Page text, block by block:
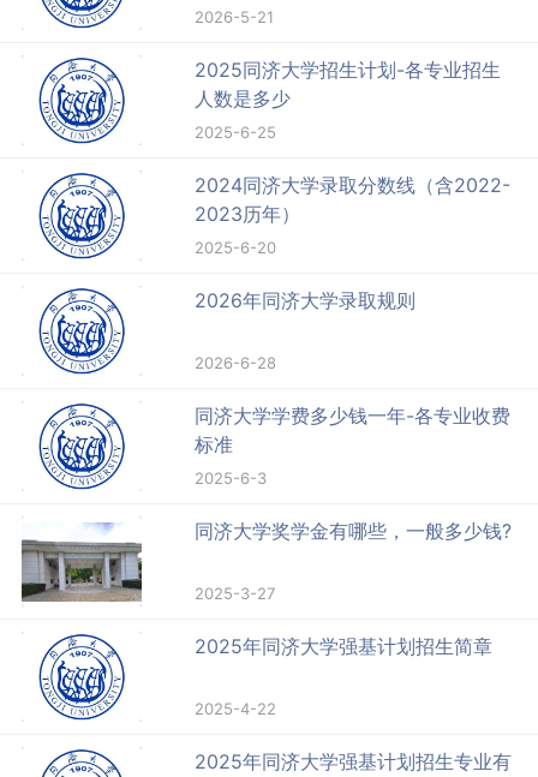
2026-5-21
2025同济大学招生计划-各专业招生
人数是多少
2025-6-25
2024同济大学录取分数线（含2022-
2023历年）
2025-6-20
2026年同济大学录取规则
2026-6-28
同济大学学费多少钱一年-各专业收费
标准
2025-6-3
同济大学奖学金有哪些，一般多少钱?
2025-3-27
2025年同济大学强基计划招生简章
2025-4-22
2025年同济大学强基计划招生专业有